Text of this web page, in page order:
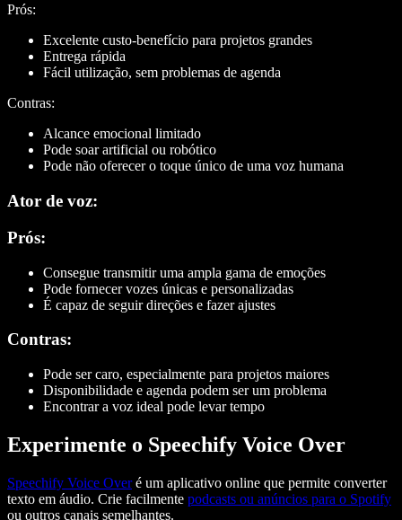
Prós:
Excelente custo-benefício para projetos grandes
Entrega rápida
Fácil utilização, sem problemas de agenda
Contras:
Alcance emocional limitado
Pode soar artificial ou robótico
Pode não oferecer o toque único de uma voz humana
Ator de voz:
Prós:
Consegue transmitir uma ampla gama de emoções
Pode fornecer vozes únicas e personalizadas
É capaz de seguir direções e fazer ajustes
Contras:
Pode ser caro, especialmente para projetos maiores
Disponibilidade e agenda podem ser um problema
Encontrar a voz ideal pode levar tempo
Experimente o Speechify Voice Over
Speechify Voice Overé um aplicativo online que permite converter
texto em áudio. Crie facilmente podcasts ou anúncios para o Spotify
ou outros canais semelhantes.